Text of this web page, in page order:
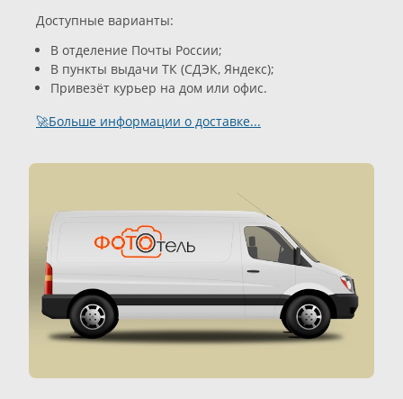
Доступные варианты:
В отделение Почты России;
В пункты выдачи ТК (СДЭК, Яндекс);
Привезёт курьер на дом или офис.
🚀Больше информации о доставке...